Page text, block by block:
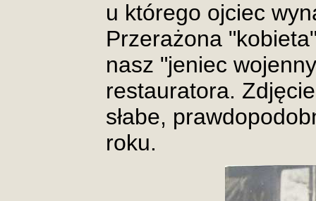
u którego ojciec
Przerażona
nasz "jeniec
restauratora.
słabe,
roku.